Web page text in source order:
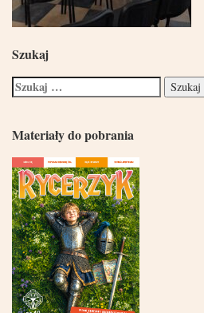
Szukaj
Materiały do pobrania